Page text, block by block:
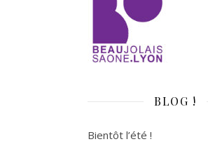
BLOG !
Bientôt l’été !